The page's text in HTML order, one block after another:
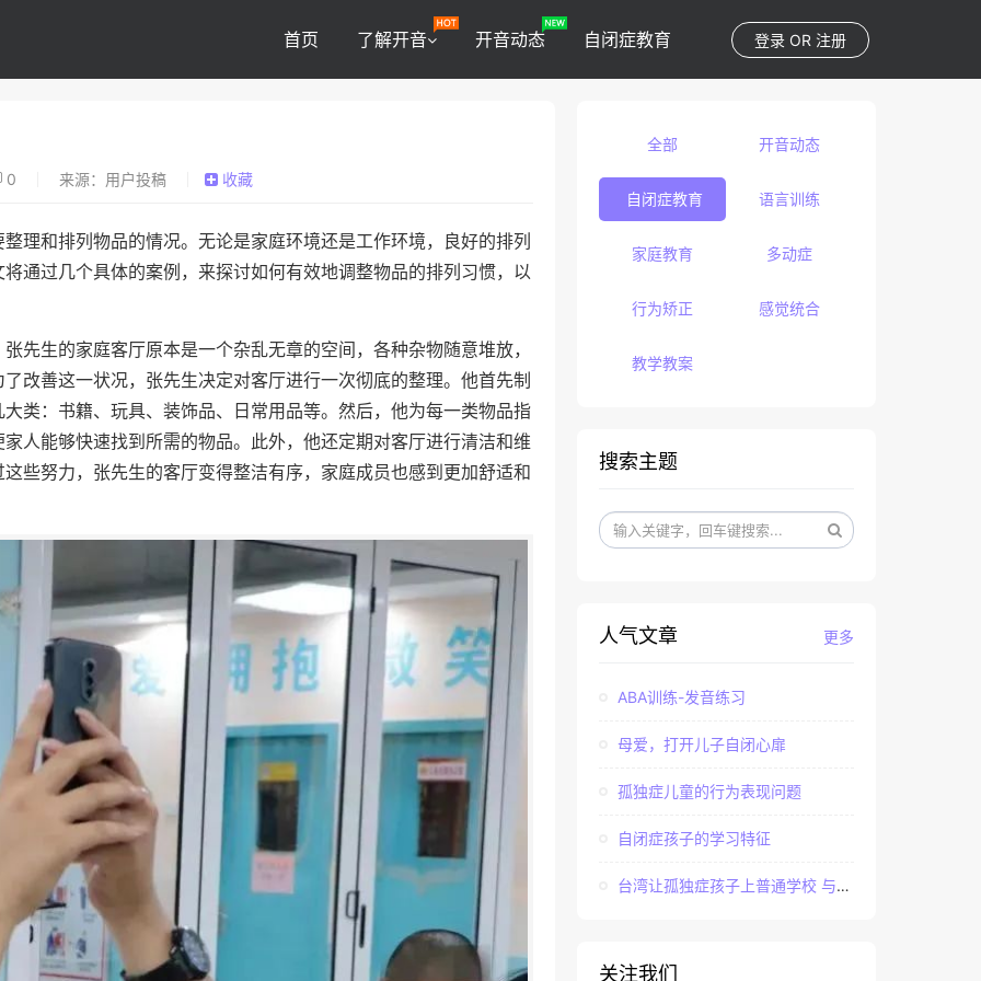
登录 OR 注册
首页 了解开音 开音动态 自闭症教育
0 来源：用户投稿 收藏
理和排列物品的情况。无论是家庭环境还是工作环境，良好的排列
通过几个具体的案例，来探讨如何有效地调整物品的排列习惯，以
先生的家庭客厅原本是一个杂乱无章的空间，各种杂物随意堆放，
改善这一状况，张先生决定对客厅进行一次彻底的整理。他首先制
类：书籍、玩具、装饰品、日常用品等。然后，他为每一类物品指
人能够快速找到所需的物品。此外，他还定期对客厅进行清洁和维
些努力，张先生的客厅变得整洁有序，家庭成员也感到更加舒适和
全部 开音动态
自闭症教育 语言训练
家庭教育 多动症
行为矫正 感觉统合
教学教案
搜索主题
更多
人气文章
ABA训练-发音练习
母爱，打开儿子自闭心扉
孤独症儿童的行为表现问题
自闭症孩子的学习特征
台湾让孤独症孩子上普通学校 与社会“融合”
关注我们